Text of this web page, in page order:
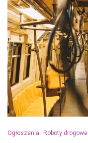
Ogłoszenia Roboty drogowe